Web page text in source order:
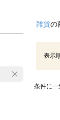
雑貨の
表示
条件に一